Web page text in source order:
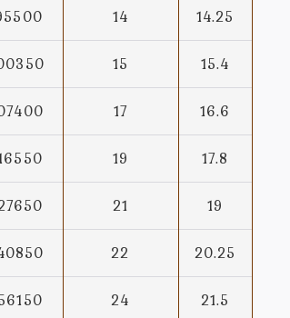
14 14.25
15 15.4
17 16.6
19 17.8
21 19
22 20.25
24 21.5